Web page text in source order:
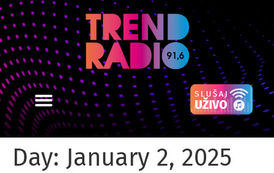
Day: January 2, 2025